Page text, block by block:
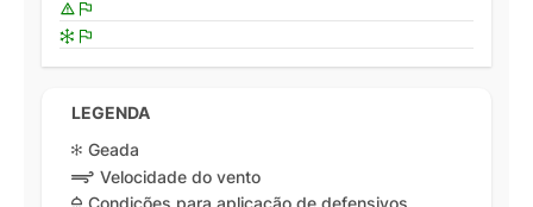
LEGENDA
Geada
Velocidade do vento
Condições para aplicação de defensivos